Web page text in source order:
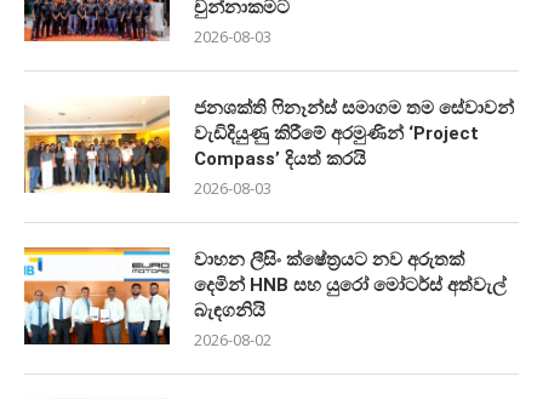
චුන්නාකමට
2026-08-03
ජනශක්ති ෆිනෑන්ස් සමාගම තම සේවාවන්
වැඩිදියුණු කිරීමේ අරමුණින් ‘Project
Compass’ දියත් කරයි
2026-08-03
වාහන ලීසිං ක්ෂේත්‍රයට නව අරුතක්
දෙමින් HNB සහ යුරෝ මෝටර්ස් අත්වැල්
බැඳගනියි
2026-08-02